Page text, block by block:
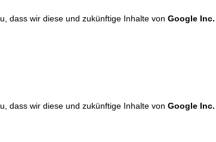
dass wir diese und zukünftige Inhalte von Google Inc.
dass wir diese und zukünftige Inhalte von Google Inc.